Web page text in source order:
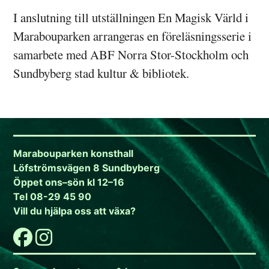
I anslutning till utställningen En Magisk Värld i
Marabouparken arrangeras en föreläsningsserie i
samarbete med ABF Norra Stor-Stockholm och
Sundbyberg stad kultur & bibliotek.
Marabouparken konsthall
Löfströmsvägen 8 Sundbyberg
Öppet ons–sön kl 12–16
Tel 08-29 45 90
Vill du hjälpa oss att växa?